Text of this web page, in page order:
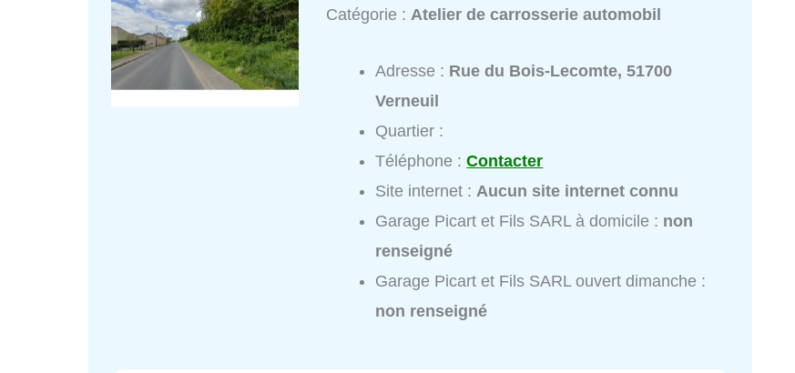
Catégorie :Atelier de carrosserie automobil
Adresse : Rue du Bois-Lecomte, 51700
Verneuil
Quartier :
Téléphone :Contacter
Site internet : Aucun site internet connu
Garage Picart et Fils SARL à domicile : non
renseigné
Garage Picart et Fils SARL ouvert dimanche :
non renseigné